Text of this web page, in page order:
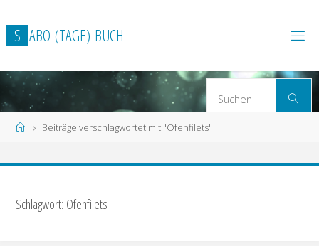
Inhalt
springen
S ABO (TAGE) BUCH
Suchen
StartBeiträge verschlagwortet mit "Ofenfilets"
Schlagwort: Ofenfilets